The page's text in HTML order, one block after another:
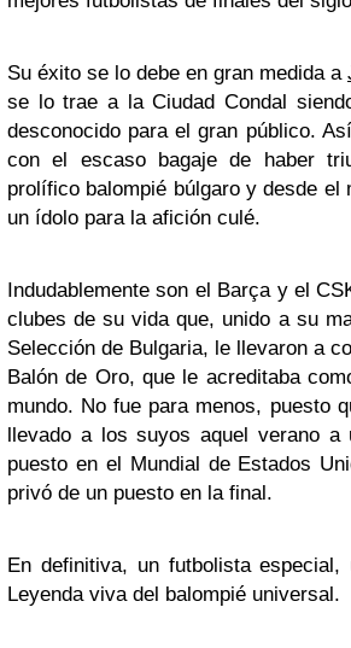
Su éxito se lo debe en gran medida a
se lo trae a la Ciudad Condal
desconocido para el gran público.
con el escaso bagaje de haber
prolífico balompié búlgaro y desde el
un ídolo para la afición culé.
Indudablemente son el Barça y el
clubes de su vida que, unido a su
Selección de Bulgaria, le llevaron a
Balón de Oro, que le acreditaba
mundo. No fue para menos, puesto
llevado a los suyos aquel verano a
puesto en el Mundial de Estados
privó de un puesto en la final.
En definitiva, un futbolista especial,
Leyenda viva del balompié universal.